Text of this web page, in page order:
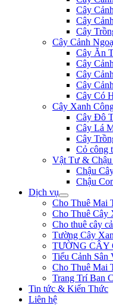
Cây
Cây
Cây
Cây Cảnh
Cây Ăn
Cây
Cây
Cây
Cây Có
Cây Xanh
Cây Đô
Cây Lá
Cây
Cỏ công
Vật Tư &
Chậu
Chậu
Dịch vụ
Cho Thuê Mai
Cho Thuê Cây
Cho thuê cây
Tường Cây
TƯỜNG CÂY
Tiểu Cảnh Sân
Cho Thuê Mai
Trang Trí Ban
Tin tức & Kiến Thức
Liên hệ